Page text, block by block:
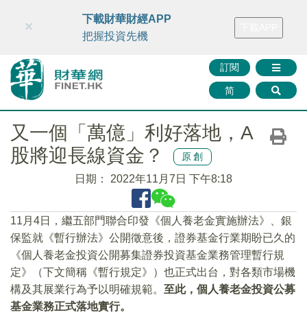
財華智庫網 FINTV FINMETA 財華證券 媒體矩陣
訂閱
简
×
下載財華財經APP
把握投資先機
又一個「萬億」利好落地，A
股將迎長線資金？
原創
日期： 2022年11月7日 下午8:18
11月4日，繼五部門聯合印發《個人養老金實施辦法》、銀
保監就《暫行辦法》公開徵意後，證券基金行業期盼已久的
《個人養老金投資公開募集證券投資基金業務管理暫行規
定》（下文簡稱《暫行規定》）也正式出台，對各類市場機
構及其展業行為予以明確規範。 至此，個人養老金投資公募
基金業務正式落地實行。